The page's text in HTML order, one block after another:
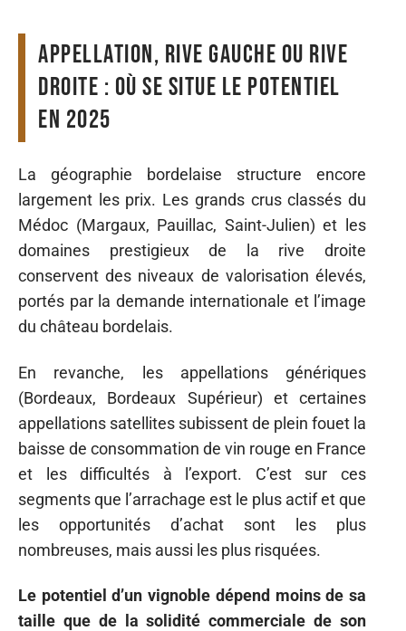
Appellation, rive gauche ou rive
droite : où se situe le potentiel
en 2025
La géographie bordelaise structure encore
largement les prix. Les grands crus classés du
Médoc (Margaux, Pauillac, Saint-Julien) et les
domaines prestigieux de la rive droite
conservent des niveaux de valorisation élevés,
portés par la demande internationale et l’image
du château bordelais.
En revanche, les appellations génériques
(Bordeaux, Bordeaux Supérieur) et certaines
appellations satellites subissent de plein fouet la
baisse de consommation de vin rouge en France
et les difficultés à l’export. C’est sur ces
segments que l’arrachage est le plus actif et que
les opportunités d’achat sont les plus
nombreuses, mais aussi les plus risquées.
Le potentiel d’un vignoble dépend moins de sa
taille que de la solidité commerciale de son